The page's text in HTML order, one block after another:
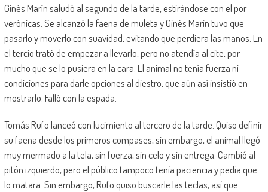
Ginés Marín saludó al segundo de la tarde, estirándose con el por
verónicas. Se alcanzó la faena de muleta y Ginés Marín tuvo que
pasarlo y moverlo con suavidad, evitando que perdiera las manos. En
el tercio trató de empezar a llevarlo, pero no atendía al cite, por
mucho que se lo pusiera en la cara. El animal no tenía fuerza ni
condiciones para darle opciones al diestro, que aún así insistió en
mostrarlo. Falló con la espada.
Tomás Rufo lanceó con lucimiento al tercero de la tarde. Quiso definir
su faena desde los primeros compases, sin embargo, el animal llegó
muy mermado a la tela, sin fuerza, sin celo y sin entrega. Cambió al
pitón izquierdo, pero el público tampoco tenía paciencia y pedía que
lo matara. Sin embargo, Rufo quiso buscarle las teclas, así que